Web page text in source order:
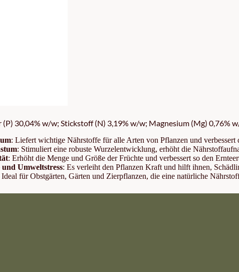
30,04% w/w; Stickstoff (N) 3,19% w/w; Magnesium (Mg) 0,76%
: Liefert wichtige Nährstoffe für alle Arten von Pflanzen und
: Stimuliert eine robuste Wurzelentwicklung, erhöht die
: Erhöht die Menge und Größe der Früchte und verbessert so den
Umweltstress: Es verleiht den Pflanzen Kraft und hilft ihnen,
Ideal für Obstgärten, Gärten und Zierpflanzen, die eine natürliche